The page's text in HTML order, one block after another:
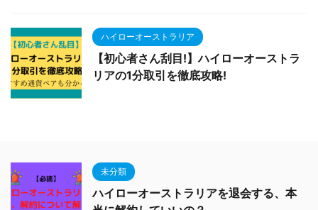
ハイローオーストラリア
【初心者さん刮目!】ハイローオーストラ
リアの1分取引を徹底攻略!
未分類
ハイローオーストラリアを退会する、本